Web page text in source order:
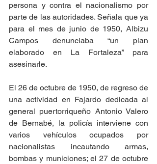
persona y contra el nacionalismo por
parte de las autoridades. Señala que ya
para el mes de junio de 1950, Albizu
Campos denunciaba “un plan
elaborado en La Fortaleza” para
asesinarle.
El 26 de octubre de 1950, de regreso de
una actividad en Fajardo dedicada al
general puertorriqueño Antonio Valero
de Bernabé, la policía interviene con
varios vehículos ocupados por
nacionalistas incautando armas,
bombas y municiones; el 27 de octubre